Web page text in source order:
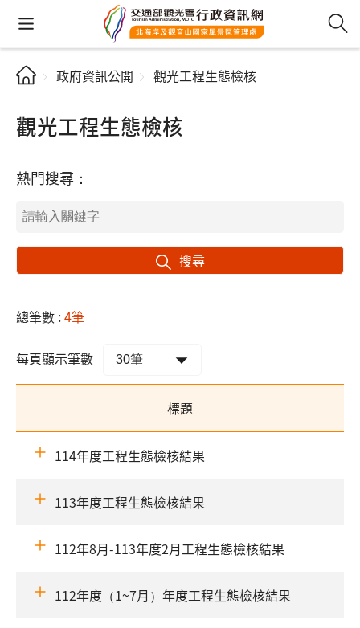
政府資訊公開 觀光工程生態檢核
觀光工程生態檢核
熱門搜尋：
搜尋
總筆數 :4筆
每頁顯示筆數
標題
114年度工程生態檢核結果
113年度工程生態檢核結果
112年8月-113年度2月工程生態檢核結果
112年度（1~7月）年度工程生態檢核結果